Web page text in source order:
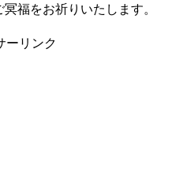
福をお祈りいたします。
ーリンク